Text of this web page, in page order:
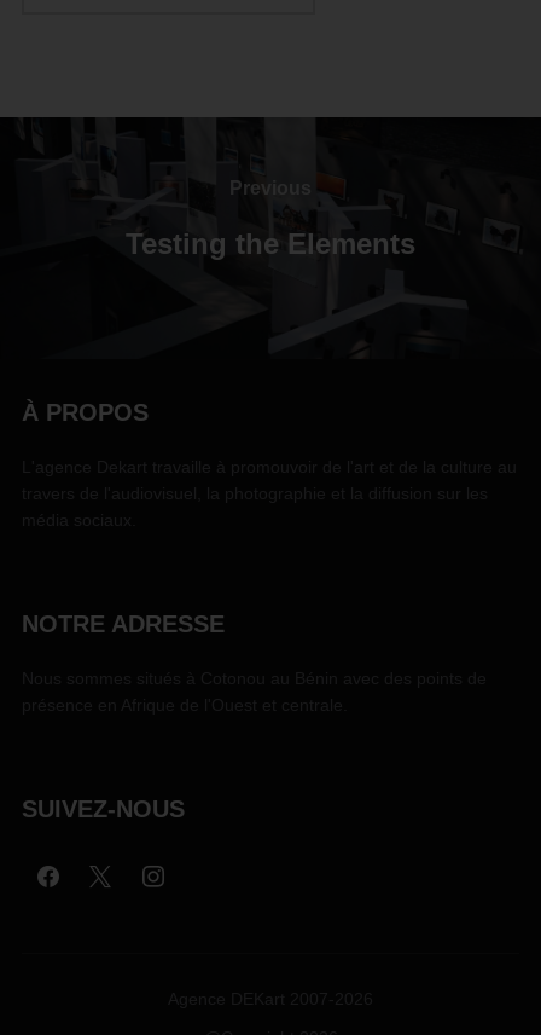
Previous
Testing the Elements
À PROPOS
NOTRE ADRESSE
SUIVEZ-NOUS